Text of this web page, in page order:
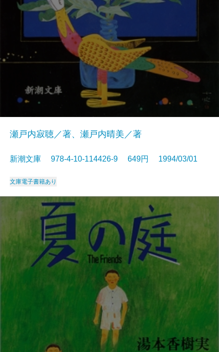
瀬戸内寂聴／著、瀬戸内晴美／著
新潮文庫 978-4-10-114426-9 649円 1994/03/01
文庫電子書籍あり